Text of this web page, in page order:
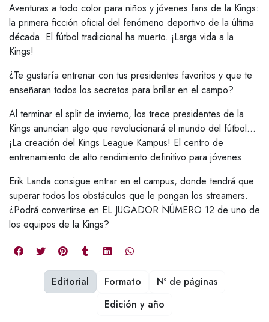
Aventuras a todo color para niños y jóvenes fans de la Kings:
la primera ficción oficial del fenómeno deportivo de la última
década. El fútbol tradicional ha muerto. ¡Larga vida a la
Kings!
¿Te gustaría entrenar con tus presidentes favoritos y que te
enseñaran todos los secretos para brillar en el campo?
Al terminar el split de invierno, los trece presidentes de la
Kings anuncian algo que revolucionará el mundo del fútbol...
¡La creación del Kings League Kampus! El centro de
entrenamiento de alto rendimiento definitivo para jóvenes.
Erik Landa consigue entrar en el campus, donde tendrá que
superar todos los obstáculos que le pongan los streamers.
¿Podrá convertirse en EL JUGADOR NÚMERO 12 de uno de
los equipos de la Kings?
Editorial Formato
Nº de páginas
Edición y año